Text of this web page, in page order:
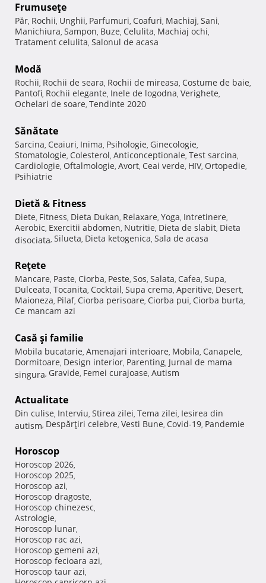
Frumuseţe
Păr, Rochii, Unghii, Parfumuri, Coafuri, Machiaj, Sani,
Manichiura, Sampon, Buze, Celulita, Machiaj ochi,
Tratament celulita, Salonul de acasa
Modă
Rochii, Rochii de seara, Rochii de mireasa, Costume de baie,
Pantofi, Rochii elegante, Inele de logodna, Verighete,
Ochelari de soare, Tendinte 2020
Sănătate
Sarcina, Ceaiuri, Inima, Psihologie, Ginecologie,
Stomatologie, Colesterol, Anticonceptionale, Test sarcina,
Cardiologie, Oftalmologie, Avort, Ceai verde, HIV, Ortopedie,
Psihiatrie
Dietă & Fitness
Diete, Fitness, Dieta Dukan, Relaxare, Yoga, Intretinere,
Aerobic, Exercitii abdomen, Nutritie, Dieta de slabit, Dieta
disociata, Silueta, Dieta ketogenica, Sala de acasa
Reţete
Mancare, Paste, Ciorba, Peste, Sos, Salata, Cafea, Supa,
Dulceata, Tocanita, Cocktail, Supa crema, Aperitive, Desert,
Maioneza, Pilaf, Ciorba perisoare, Ciorba pui, Ciorba burta,
Ce mancam azi
Casă şi familie
Mobila bucatarie, Amenajari interioare, Mobila, Canapele,
Dormitoare, Design interior, Parenting, Jurnal de mama
singura, Gravide, Femei curajoase, Autism
Actualitate
Din culise, Interviu, Stirea zilei, Tema zilei, Iesirea din
autism, Despărţiri celebre, Vesti Bune, Covid-19, Pandemie
Horoscop
Horoscop 2026,
Horoscop 2025,
Horoscop azi,
Horoscop dragoste,
Horoscop chinezesc,
Astrologie,
Horoscop lunar,
Horoscop rac azi,
Horoscop gemeni azi,
Horoscop fecioara azi,
Horoscop taur azi,